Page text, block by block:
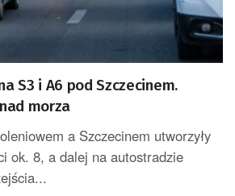
S3 i A6 pod Szczecinem.
morza
a Szczecinem utworzyły
ok. 8, a dalej na autostradzie